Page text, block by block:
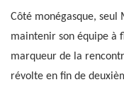
Côté monégasque, seul
maintenir son équipe à
marqueur de la
révolte en fin de